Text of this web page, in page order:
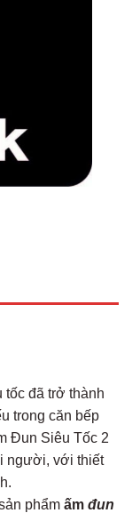
tốc đã trở thành
trong căn bếp
Đun Siêu Tốc 2
người, với thiết
phẩm ấm đun